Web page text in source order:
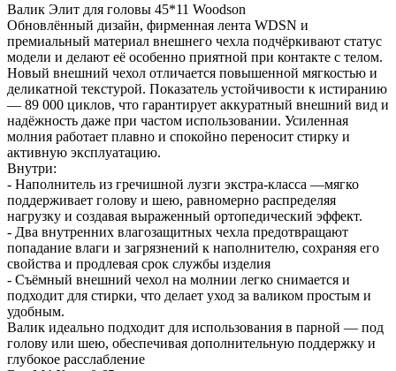
Валик Элит для головы 45*11 Woodson
Обновлённый дизайн, фирменная лента WDSN и
премиальный материал внешнего чехла подчёркивают статус
модели и делают её особенно приятной при контакте с телом.
Новый внешний чехол отличается повышенной мягкостью и
деликатной текстурой. Показатель устойчивости к истиранию
— 89 000 циклов, что гарантирует аккуратный внешний вид и
надёжность даже при частом использовании. Усиленная
молния работает плавно и спокойно переносит стирку и
активную эксплуатацию.
Внутри:
- Наполнитель из гречишной лузги экстра-класса —мягко
поддерживает голову и шею, равномерно распределяя
нагрузку и создавая выраженный ортопедический эффект.
- Два внутренних влагозащитных чехла предотвращают
попадание влаги и загрязнений к наполнителю, сохраняя его
свойства и продлевая срок службы изделия
- Съёмный внешний чехол на молнии легко снимается и
подходит для стирки, что делает уход за валиком простым и
удобным.
Валик идеально подходит для использования в парной — под
голову или шею, обеспечивая дополнительную поддержку и
глубокое расслабление